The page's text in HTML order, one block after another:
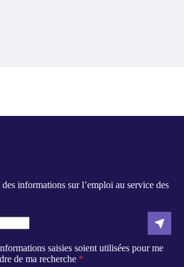
informations sur l’emploi au service des
saisies soient utilisées pour me
de ma recherche